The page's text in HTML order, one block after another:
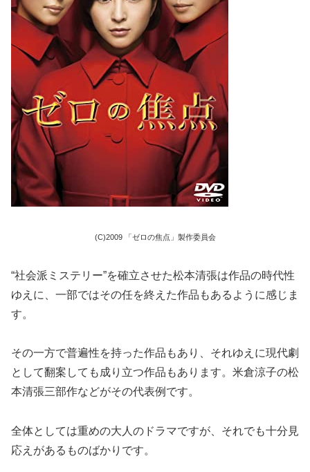
(C)2009 「ゼロの焦点」製作委員会
“社会派ミステリー”を確立させた松本清張は作品の時代性
ゆえに、一部ではその任を終えた作品もあるように感じま
す。
その一方で普遍性を持った作品もあり、それゆえに現代劇
として翻案しても成り立つ作品もあります。米倉涼子の松
本清張三部作などがその代表例です。
全体としては重めの大人のドラマですが、それでも十分見
応えがあるものばかりです。